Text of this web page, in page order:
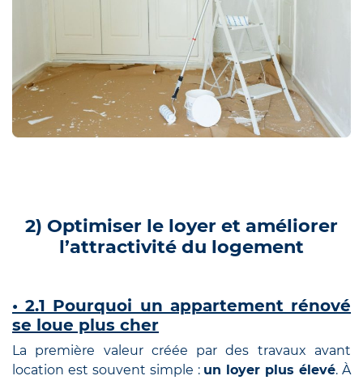
2) Optimiser le loyer et améliorer
l’attractivité du logement
• 2.1 Pourquoi un appartement rénové
se loue plus cher
La première valeur créée par des travaux avant
location est souvent simple : un loyer plus élevé. À